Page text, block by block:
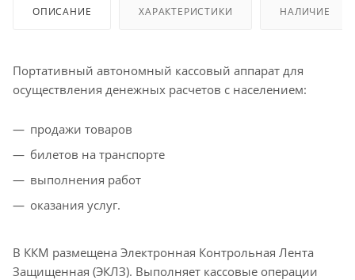
ОПИСАНИЕ ХАРАКТЕРИСТИКИ НАЛИЧИЕ
Портативный автономный кассовый аппарат для
осуществления денежных расчетов с населением:
продажи товаров
билетов на транспорте
выполнения работ
оказания услуг.
В ККМ размещена Электронная Контрольная Лента
Защищенная (ЭКЛЗ). Выполняет кассовые операции